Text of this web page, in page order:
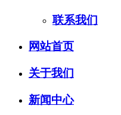
联系我们
网站首页
关于我们
新闻中心